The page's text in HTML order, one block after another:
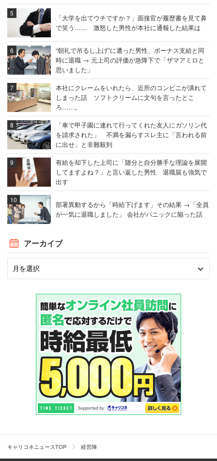
「大学を出てウチですか？」面接官が履歴書を見て鼻
で笑う…… 激怒した男性が本社に通報した結果は
“朝礼で吊るし上げ”に遭った男性、ボーナス支給と同
時に退職 → 元上司の評価が急降下で「ザマアミロと
思いました」
本社にクレームをいれたら、近所のコンビニが潰れて
しまった話 ソフトクリームに文句を言ったとこ
ろ……。
「車で甲子園に連れて行ってくれた友人にガソリン代
を請求された」 不満を漏らすスレ主に「言われる前
に出せ」と非難殺到
有給を却下した上司に「随分と自分勝手な理論を展開
してますよね？」と言い返した男性 退職届も強気で
出す
部署異動するから「時給下げます」その結果 →「全員
が一気に退職しました」 会社がパニックに陥った話
アーカイブ
キャリコネニュースTOP 経営陣